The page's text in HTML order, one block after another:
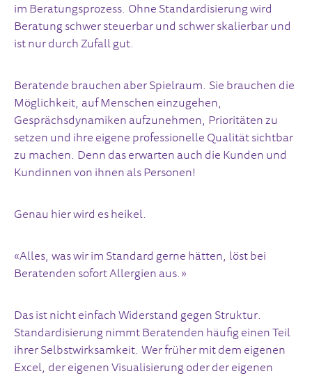
im Beratungsprozess. Ohne Standardisierung wird
Beratung schwer steuerbar und schwer skalierbar und
ist nur durch Zufall gut.
Beratende brauchen aber Spielraum. Sie brauchen die
Möglichkeit, auf Menschen einzugehen,
Gesprächsdynamiken aufzunehmen, Prioritäten zu
setzen und ihre eigene professionelle Qualität sichtbar
zu machen. Denn das erwarten auch die Kunden und
Kundinnen von ihnen als Personen!
Genau hier wird es heikel.
«Alles, was wir im Standard gerne hätten, löst bei
Beratenden sofort Allergien aus.»
Das ist nicht einfach Widerstand gegen Struktur.
Standardisierung nimmt Beratenden häufig einen Teil
ihrer Selbstwirksamkeit. Wer früher mit dem eigenen
Excel, der eigenen Visualisierung oder der eigenen